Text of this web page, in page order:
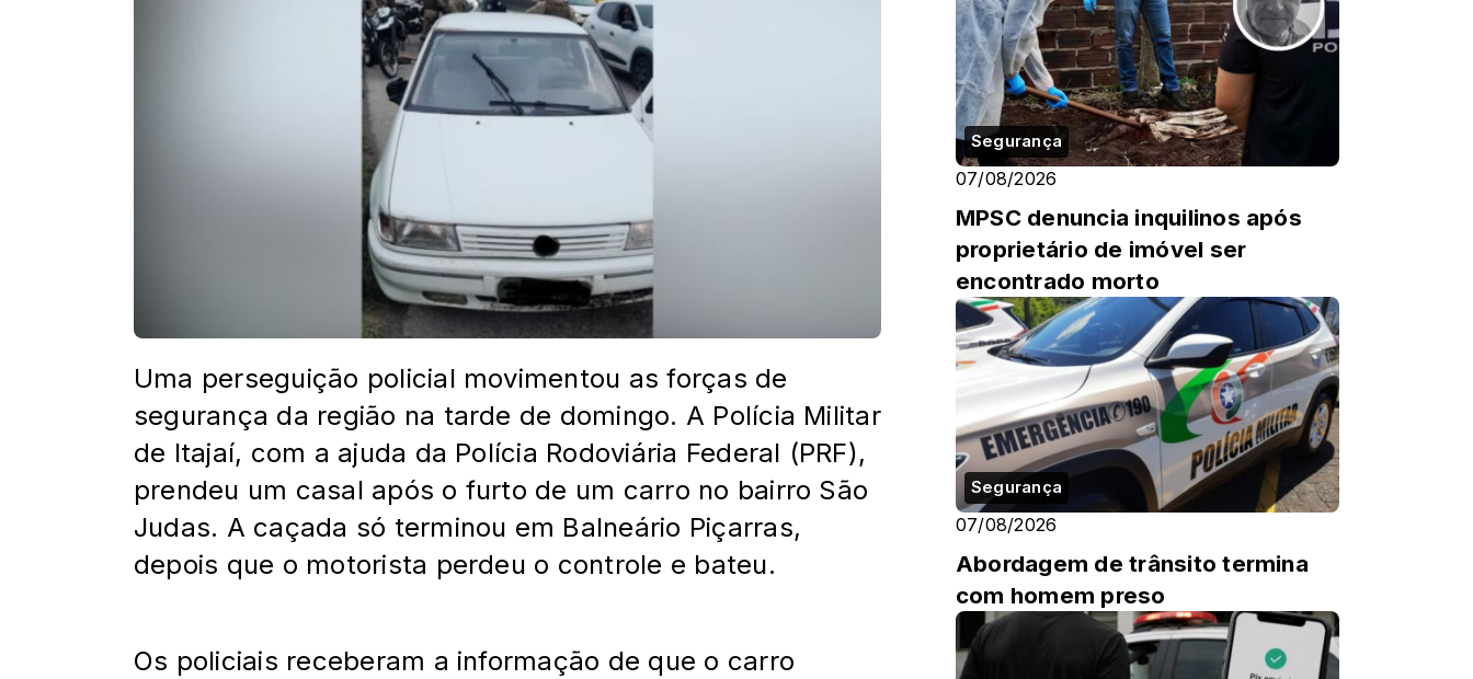
Uma perseguição policial movimentou as forças de
segurança da região na tarde de domingo. A Polícia Militar
de Itajaí, com a ajuda da Polícia Rodoviária Federal (PRF),
prendeu um casal após o furto de um carro no bairro São
Judas. A caçada só terminou em Balneário Piçarras,
depois que o motorista perdeu o controle e bateu.
Os policiais receberam a informação de que o carro
Segurança
07/08/2026
MPSC denuncia inquilinos após
proprietário de imóvel ser
encontrado morto
Segurança
07/08/2026
Abordagem de trânsito termina
com homem preso